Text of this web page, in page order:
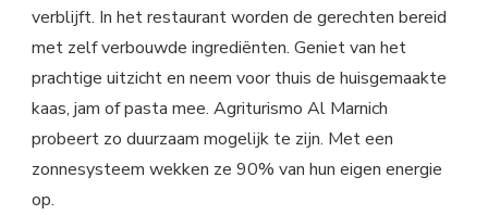
verblijft. In het restaurant worden de gerechten bereid
met zelf verbouwde ingrediënten. Geniet van het
prachtige uitzicht en neem voor thuis de huisgemaakte
kaas, jam of pasta mee. Agriturismo Al Marnich
probeert zo duurzaam mogelijk te zijn. Met een
zonnesysteem wekken ze 90% van hun eigen energie
op.